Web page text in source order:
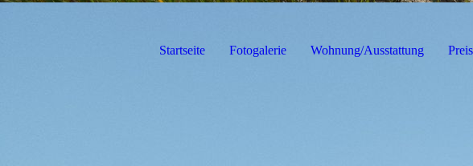
Startseite Fotogalerie Wohnung/Ausstattung